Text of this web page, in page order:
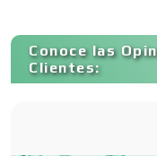
Carnicerías
Conoce las
Clientes: